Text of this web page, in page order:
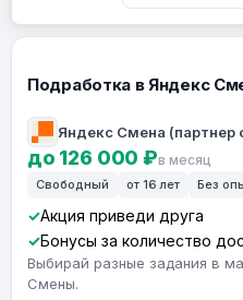
Подработка в Яндекс
Яндекс Смена (партнер
до 126 000 ₽в месяц
Свободный от 16 лет Без
Акция приведи друга
Бонусы за количество
Выбирай разные задания в
Смены.